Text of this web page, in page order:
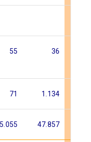
55 36
71 1.134
47.857